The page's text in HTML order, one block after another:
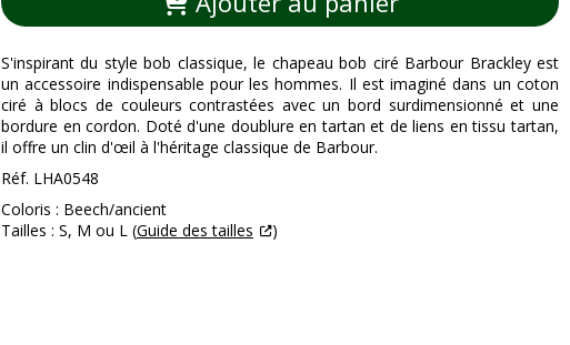
S'inspirant du style bob classique, le chapeau bob ciré Barbour Brackley est
un accessoire indispensable pour les hommes. Il est imaginé dans un coton
ciré à blocs de couleurs contrastées avec un bord surdimensionné et une
bordure en cordon. Doté d'une doublure en tartan et de liens en tissu tartan,
il offre un clin d'œil à l'héritage classique de Barbour.
Réf. LHA0548
Coloris : Beech/ancient
Tailles : S, M ou L (Guide des tailles )